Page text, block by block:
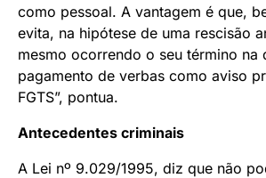
como pessoal. A vantagem é que,
evita, na hipótese de uma rescisão
mesmo ocorrendo o seu término na
pagamento de verbas como aviso
FGTS”, pontua.
Antecedentes criminais
A Lei nº 9.029/1995, diz que não